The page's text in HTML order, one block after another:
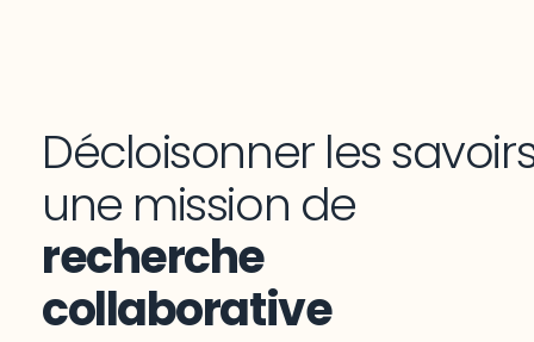
Décloisonner les
une mission de
recherche
collaborative